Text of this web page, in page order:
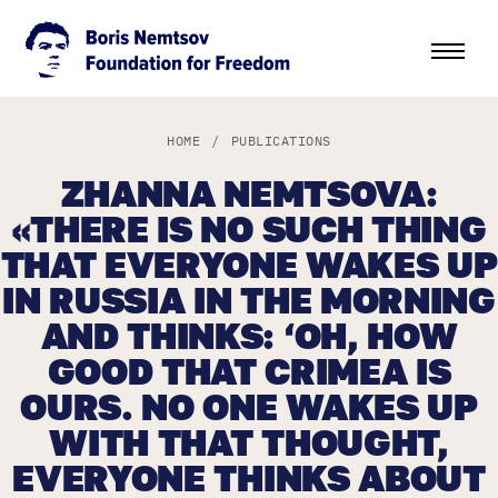
HOME / PUBLICATIONS
ZHANNA NEMTSOVA:
«THERE IS NO SUCH THING
THAT EVERYONE WAKES UP
IN RUSSIA IN THE MORNING
AND THINKS: ‘OH, HOW
GOOD THAT CRIMEA IS
OURS. NO ONE WAKES UP
WITH THAT THOUGHT,
EVERYONE THINKS ABOUT